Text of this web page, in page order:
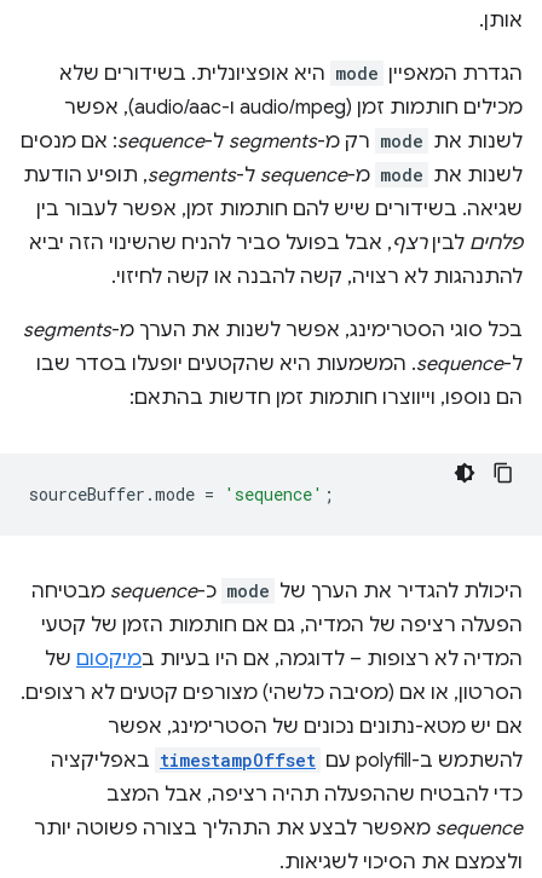
אותן.
הגדרת המאפיין mode היא אופציונלית. בשידורים שלא
מכילים חותמות זמן (audio/mpeg ו-audio/aac), אפשר
לשנות את mode רק מ-segments ל-sequence: אם מנסים
לשנות את mode מ-sequence ל-segments, תופיע הודעת
שגיאה. בשידורים שיש להם חותמות זמן, אפשר לעבור בין
פלחים לביןרצף, אבל בפועל סביר להניח שהשינוי הזה יביא
להתנהגות לא רצויה, קשה להבנה או קשה לחיזוי.
בכל סוגי הסטרימינג, אפשר לשנות את הערך מ-segments
ל-sequence. המשמעות היא שהקטעים יופעלו בסדר שבו
הם נוספו, וייווצרו חותמות זמן חדשות בהתאם:
sourceBuffer .mode = 'sequence' ;
היכולת להגדיר את הערך של mode כ-sequence מבטיחה
הפעלה רציפה של המדיה, גם אם חותמות הזמן של קטעי
המדיה לא רצופות – לדוגמה, אם היו בעיות במיקסום של
הסרטון, או אם (מסיבה כלשהי) מצורפים קטעים לא רצופים.
אם יש מטא-נתונים נכונים של הסטרימינג, אפשר
להשתמש ב-polyfill עם
timestampOffset באפליקציה
כדי להבטיח שההפעלה תהיה רציפה, אבל המצב
sequence מאפשר לבצע את התהליך בצורה פשוטה יותר
ולצמצם את הסיכוי לשגיאות.